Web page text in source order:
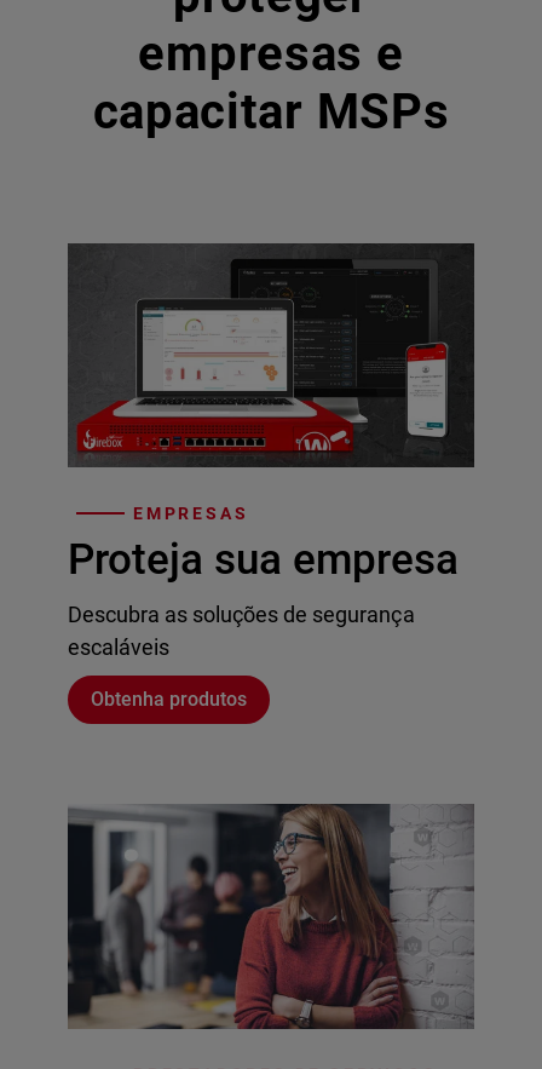
empresas e
capacitar MSPs
EMPRESAS
Proteja sua empresa
Descubra as soluções de segurança
escaláveis
Obtenha produtos